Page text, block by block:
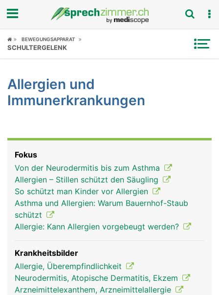
Fokus
Symptome
Ratgeber
Rubriken
BEWEGUNGSAPPARAT
SCHULTERGELENK
Allergien und
Immunerkrankungen
Fokus
Von der Neurodermitis bis zum Asthma
Allergien – Stillen schützt den Säugling
So schützt man Kinder vor Allergien
Asthma und Allergien: Warum Bauernhof-Staub
schützt
Allergie: Kann Allergien vorgebeugt werden?
Krankheitsbilder
Allergie, Überempfindlichkeit
Neurodermitis, Atopische Dermatitis, Ekzem
Arzneimittelexanthem, Arzneimittelallergie